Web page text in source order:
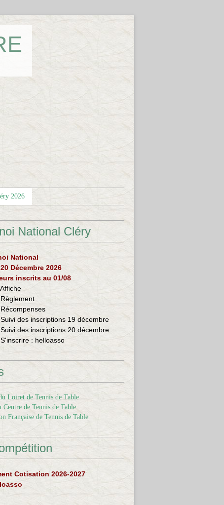
2026
National Cléry
National
Décembre 2026
inscrits au 01/08
Affiche
Règlement
Récompenses
des inscriptions 19 décembre
des inscriptions 20 décembre
: helloasso
Loiret de Tennis de Table
Centre de Tennis de Table
Française de Tennis de Table
Cotisation 2026-2027